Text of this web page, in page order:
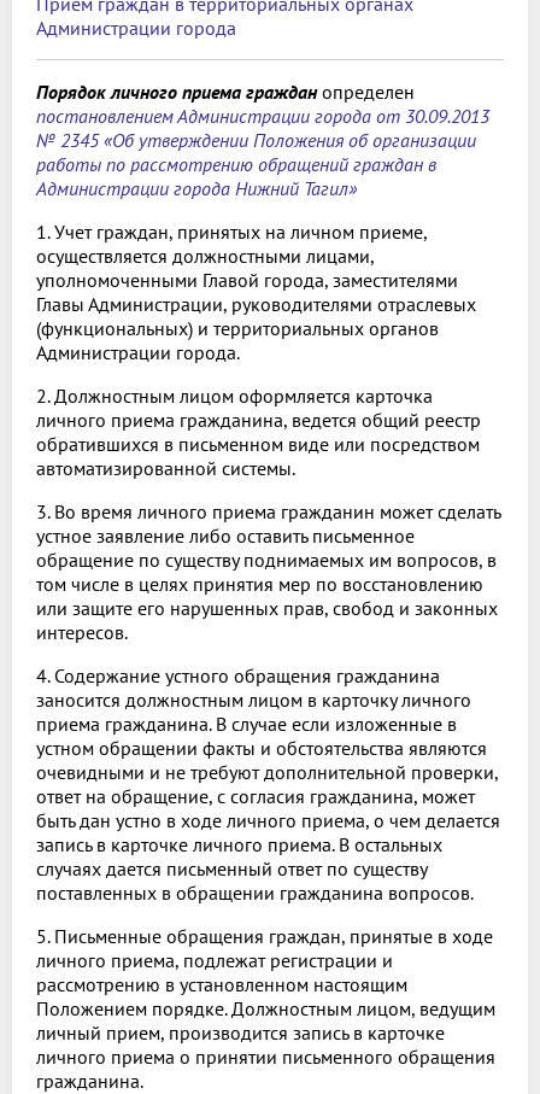
Администрации города
Порядок личного приема гражданопределен
постановлением Администрации города от 30.09.2013
№ 2345 «Об утверждении Положения об организации
работы по рассмотрению обращений граждан в
Администрации города Нижний Тагил»
1. Учет граждан, принятых на личном приеме,
осуществляется должностными лицами,
уполномоченными Главой города, заместителями
Главы Администрации, руководителями отраслевых
(функциональных) и территориальных органов
Администрации города.
2. Должностным лицом оформляется карточка
личного приема гражданина, ведется общий реестр
обратившихся в письменном виде или посредством
автоматизированной системы.
3. Во время личного приема гражданин может сделать
устное заявление либо оставить письменное
обращение по существу поднимаемых им вопросов, в
том числе в целях принятия мер по восстановлению
или защите его нарушенных прав, свобод и законных
интересов.
4. Содержание устного обращения гражданина
заносится должностным лицом в карточку личного
приема гражданина. В случае если изложенные в
устном обращении факты и обстоятельства являются
очевидными и не требуют дополнительной проверки,
ответ на обращение, с согласия гражданина, может
быть дан устно в ходе личного приема, о чем делается
запись в карточке личного приема. В остальных
случаях дается письменный ответ по существу
поставленных в обращении гражданина вопросов.
5. Письменные обращения граждан, принятые в ходе
личного приема, подлежат регистрации и
рассмотрению в установленном настоящим
Положением порядке. Должностным лицом, ведущим
личный прием, производится запись в карточке
личного приема о принятии письменного обращения
гражданина.